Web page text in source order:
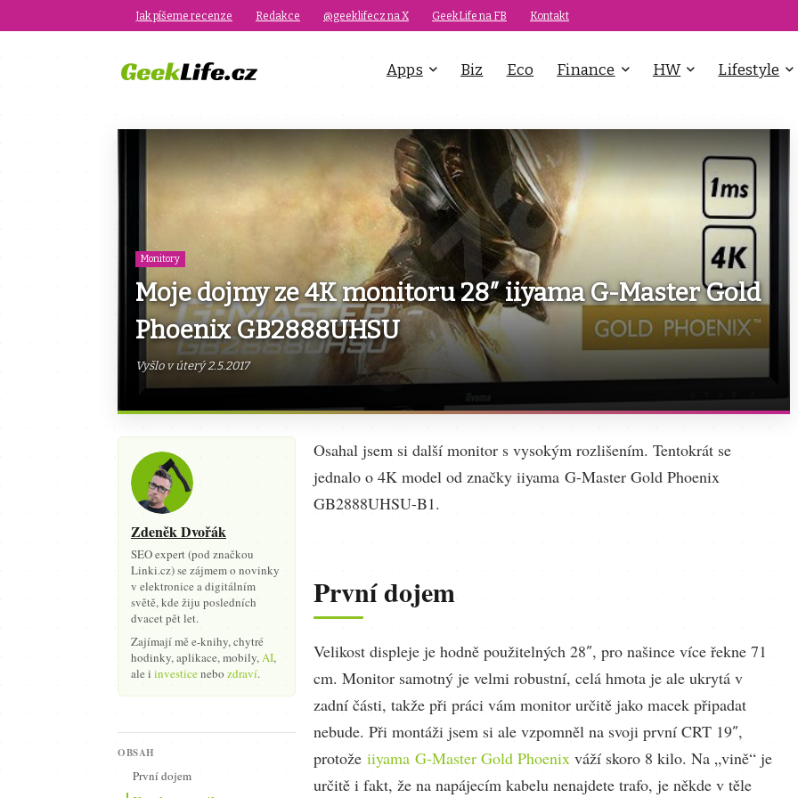
Jak píšeme recenze Redakce @geeklifecz na X GeekLife na FB Kontakt
Apps Biz Eco Finance HW Lifestyle
Monitory
Moje dojmy ze 4K monitoru 28″ iiyama G-Master Gold
Phoenix GB2888UHSU
Vyšlo v úterý 2.5.2017
Zdeněk Dvořák
SEO expert (pod značkou
Linki.cz) se zájmem o novinky
v elektronice a digitálním
světě, kde žiju posledních
dvacet pět let.
Zajímají mě e-knihy, chytré
hodinky, aplikace, mobily,AI,
ale i investicenebo zdraví.
OBSAH
První dojem
Osahal jsem si další monitor s vysokým rozlišením. Tentokrát se
jednalo o 4K model od značky iiyama G-Master Gold Phoenix
GB2888UHSU-B1.
První dojem
Velikost displeje je hodně použitelných 28″, pro našince více řekne 71
cm. Monitor samotný je velmi robustní, celá hmota je ale ukrytá v
zadní části, takže při práci vám monitor určitě jako macek připadat
nebude. Při montáži jsem si ale vzpomněl na svoji první CRT 19″,
protože iiyama G-Master Gold Phoenix váží skoro 8 kilo. Na „vině“ je
určitě i fakt, že na napájecím kabelu nenajdete trafo, je někde v těle